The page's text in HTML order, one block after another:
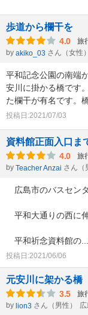
歩道から欄干を
4.0 旅
by akiko_03 さん（女性）
平和記念公園の南端
安川に掛かる橋です
た欄干が有名です。
投稿日:2021/07/03
資料館正面入口ま
4.0 旅
by Teacher Anzai さん（
広島市のバスセン
平和大通りの西に
平和祈念資料館の...
投稿日:2021/06/06
元安川に架かる橋
3.5 旅
by lion3 さん（男性）